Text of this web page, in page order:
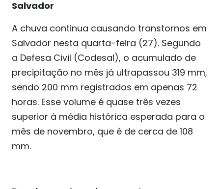
Salvador
A chuva continua causando transtornos em
Salvador nesta quarta-feira (27). Segundo
a Defesa Civil (Codesal), o acumulado de
precipitação no mês já ultrapassou 319 mm,
sendo 200 mm registrados em apenas 72
horas. Esse volume é quase três vezes
superior à média histórica esperada para o
mês de novembro, que é de cerca de 108
mm.